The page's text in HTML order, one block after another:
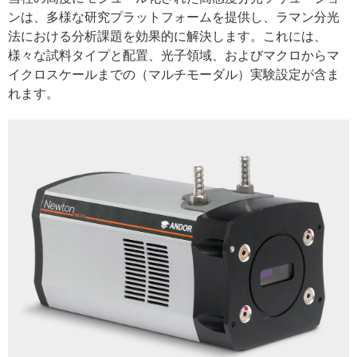
ンは、多様な研究プラットフォームを提供し、ラマン分光
法における分析課題を効果的に解決します。これには、
様々な試料タイプと配置、光子領域、およびマクロからマ
イクロスケールまでの（マルチモーダル）実験設定が含ま
れます。